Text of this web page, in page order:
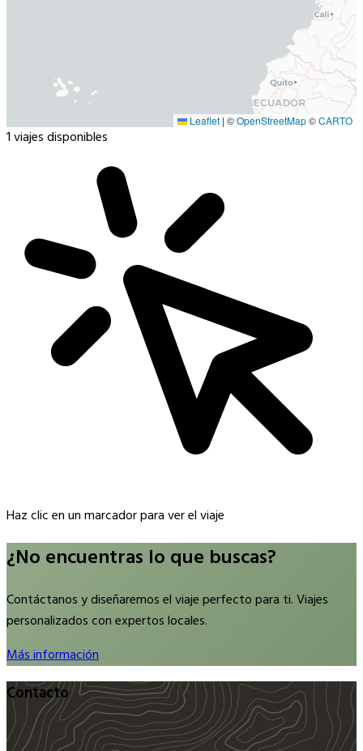
Leaflet | ©OpenStreetMap©CARTO
1 viajes disponibles
Haz clic en un marcador para ver el viaje
¿No encuentras lo que buscas?
Contáctanos y diseñaremos el viaje perfecto para ti. Viajes
personalizados con expertos locales.
Más información
Contacto